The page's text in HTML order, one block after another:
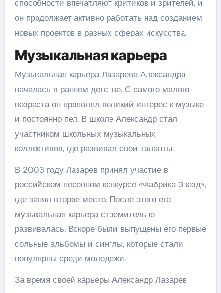
способности впечатляют критиков и зрителей, и
он продолжает активно работать над созданием
новых проектов в разных сферах искусства.
Музыкальная карьера
Музыкальная карьера Лазарева Александра
началась в раннем детстве. С самого малого
возраста он проявлял великий интерес к музыке
и постоянно пел. В школе Александр стал
участником школьных музыкальных
коллективов, где развивал свои таланты.
В 2003 году Лазарев принял участие в
российском песенном конкурсе «Фабрика Звезд»,
где занял второе место. После этого его
музыкальная карьера стремительно
развивалась. Вскоре были выпущены его первые
сольные альбомы и синглы, которые стали
популярны среди молодежи.
За время своей карьеры Александр Лазарев